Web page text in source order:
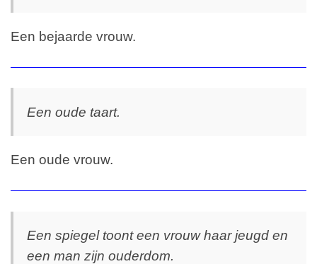
Een bejaarde vrouw.
Een oude taart.
Een oude vrouw.
Een spiegel toont een vrouw haar jeugd en
een man zijn ouderdom.